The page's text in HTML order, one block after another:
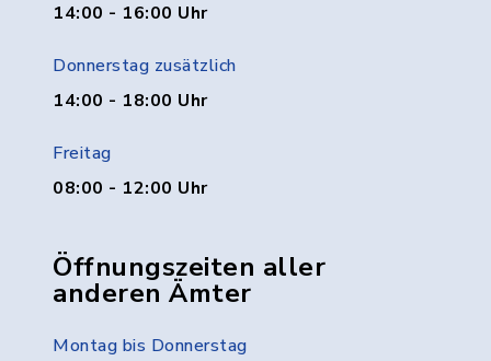
14:00 - 16:00 Uhr
Donnerstag zusätzlich
14:00 - 18:00 Uhr
Freitag
08:00 - 12:00 Uhr
Öffnungszeiten aller
anderen Ämter
Montag bis Donnerstag